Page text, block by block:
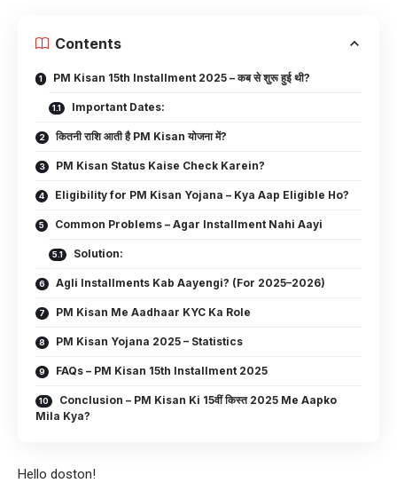
Contents
PM Kisan 15th Installment 2025 – कब से शुरू हुई थी?
Important Dates:
कितनी राशि आती है PM Kisan योजना में?
PM Kisan Status Kaise Check Karein?
Eligibility for PM Kisan Yojana – Kya Aap Eligible Ho?
Common Problems – Agar Installment Nahi Aayi
Solution:
Agli Installments Kab Aayengi? (For 2025–2026)
PM Kisan Me Aadhaar KYC Ka Role
PM Kisan Yojana 2025 – Statistics
FAQs – PM Kisan 15th Installment 2025
Conclusion – PM Kisan Ki 15वीं किस्त 2025 Me Aapko
Mila Kya?
Hello doston!